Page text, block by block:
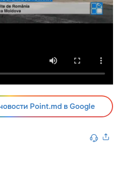
Point.md в Google